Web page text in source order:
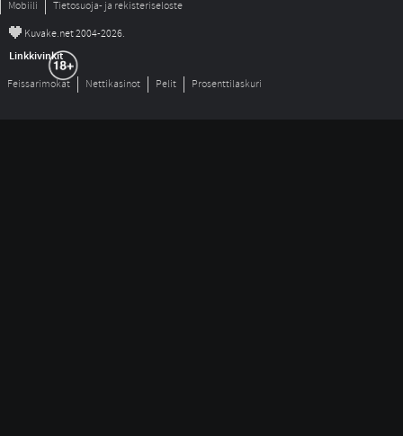
Mobiili
Tietosuoja- ja rekisteriseloste
© Kuvake.net 2004-2026.
Linkkivinkit
Feissarimokat Nettikasinot Pelit Prosenttilaskuri